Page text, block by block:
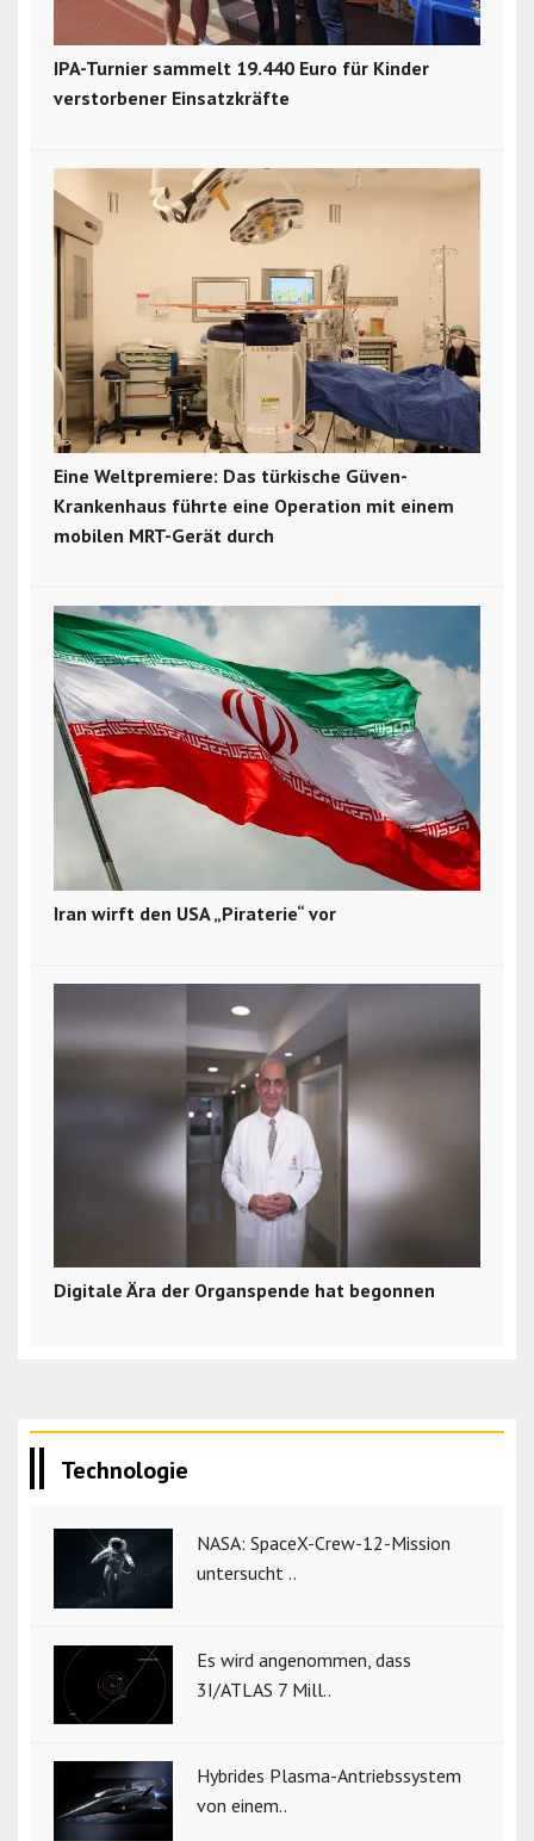
IPA-Turnier sammelt 19.440 Euro für Kinder
verstorbener Einsatzkräfte
Eine Weltpremiere: Das türkische Güven-
Krankenhaus führte eine Operation mit einem
mobilen MRT-Gerät durch
Iran wirft den USA „Piraterie“ vor
Digitale Ära der Organspende hat begonnen
Technologie
NASA: SpaceX-Crew-12-Mission
untersucht ..
Es wird angenommen, dass
3I/ATLAS 7 Mill..
Hybrides Plasma-Antriebssystem
von einem..